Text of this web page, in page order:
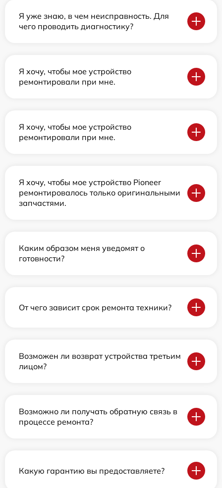
Я уже знаю, в чем неисправность. Для
чего проводить диагностику?
Я хочу, чтобы мое устройство
ремонтировали при мне.
Я хочу, чтобы мое устройство
ремонтировали при мне.
Я хочу, чтобы мое устройство Pioneer
ремонтировалось только оригинальными
запчастями.
Каким образом меня уведомят о
готовности?
От чего зависит срок ремонта техники?
Возможен ли возврат устройства третьим
лицом?
Возможно ли получать обратную связь в
процессе ремонта?
Какую гарантию вы предоставляете?